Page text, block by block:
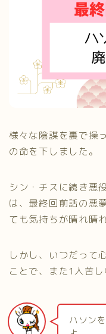
様々な陰謀を裏で操
の命を下しました。
シン・チスに続き悪
は、最終回前話の悪
ても気持ちが晴れ晴
しかし、いつだって
ことで、また1人苦し
ハソン